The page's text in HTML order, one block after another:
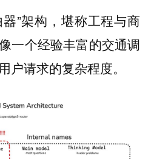
”架构，堪称工程与商
一个经验丰富的交通调
户请求的复杂程度。